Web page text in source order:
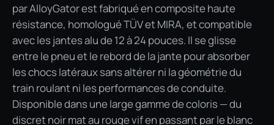
par AlloyGator est fabriqué en composite haute
résistance, homologué TÜV et MIRA, et compatible
avec les jantes alu de 12 à 24 pouces. Il se glisse
entre le pneu et le rebord de la jante pour absorber
les chocs latéraux sans altérer ni la géométrie du
train roulant ni les performances de conduite.
Disponible dans une large gamme de coloris — du
discret noir mat au rouge vif en passant par le blanc